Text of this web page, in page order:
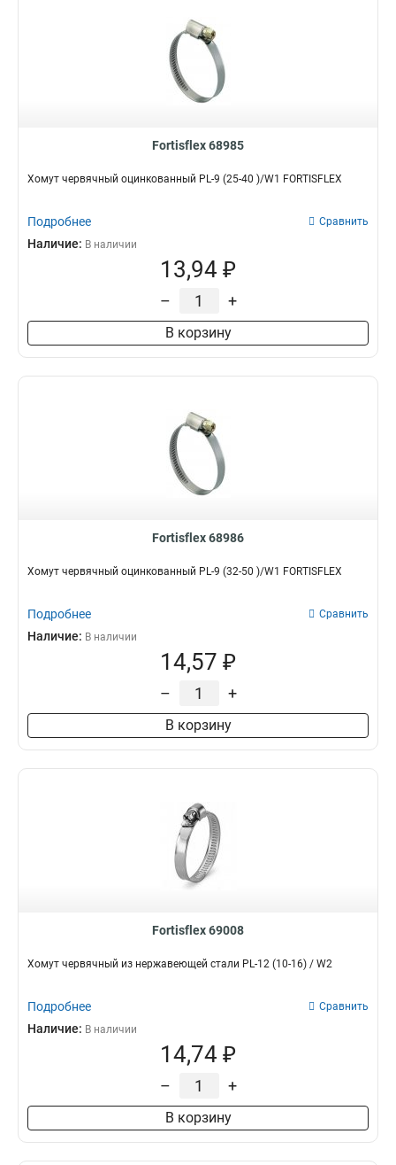
Fortisflex 68985
Хомут червячный оцинкованный PL-9 (25-40 )/W1 FORTISFLEX
Подробнее Сравнить
Наличие: В наличии
13,94 ₽
– +
В корзину
Fortisflex 68986
Хомут червячный оцинкованный PL-9 (32-50 )/W1 FORTISFLEX
Подробнее Сравнить
Наличие: В наличии
14,57 ₽
– +
В корзину
Fortisflex 69008
Хомут червячный из нержавеющей стали PL-12 (10-16) / W2
Подробнее Сравнить
Наличие: В наличии
14,74 ₽
– +
В корзину